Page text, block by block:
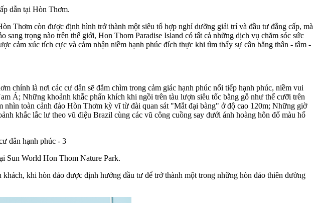
dẫn tại Hòn Thơm.
Thơm còn được định hình trở thành một siêu tổ hợp nghỉ dưỡng giải trí và đầu tư đẳng cấp, mà
trọng nào trên thế giới, Hon Thom Paradise Island có tất cả những dịch vụ chăm sóc sức
cảm xúc tích cực và cảm nhận niềm hạnh phúc đích thực khi tìm thấy sự cân bằng thân - tâm -
là nơi các cư dân sẽ đắm chìm trong cảm giác hạnh phúc nối tiếp hạnh phúc, niềm vui
Á; Những khoảnh khắc phấn khích khi ngồi trên tàu lượn siêu tốc bằng gỗ như thể cưỡi trên
toàn cảnh đảo Hòn Thơm kỳ vĩ từ đài quan sát "Mắt đại bàng" ở độ cao 120m; Những giờ
khắc lắc lư theo vũ điệu Brazil cùng các vũ công cuồng say dưới ánh hoàng hôn đổ màu hổ
Sun World Hon Thom Nature Park.
khi hòn đảo được định hướng đầu tư để trở thành một trong những hòn đảo thiên đường